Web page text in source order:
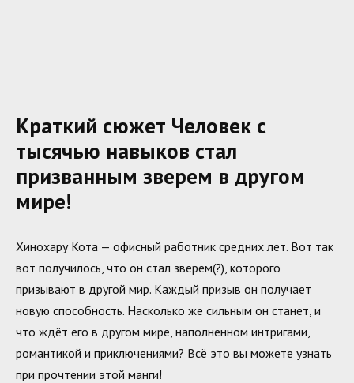
Краткий сюжет Человек с
тысячью навыков стал
призванным зверем в другом
мире!
Хинохару Кота — офисный работник средних лет. Вот так
вот получилось, что он стал зверем(?), которого
призывают в другой мир. Каждый призыв он получает
новую способность. Насколько же сильным он станет, и
что ждёт его в другом мире, наполненном интригами,
романтикой и приключениями? Всё это вы можете узнать
при прочтении этой манги!